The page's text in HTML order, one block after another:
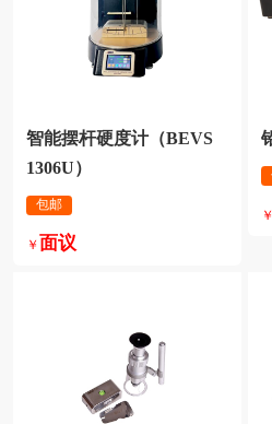
1306U）
包邮
￥ 面议
￥